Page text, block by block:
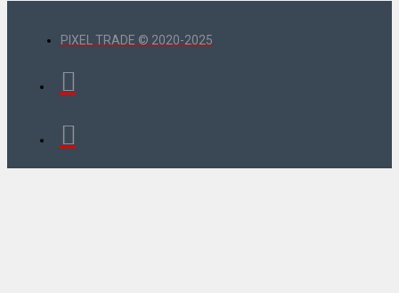
PIXEL TRADE © 2020-2025